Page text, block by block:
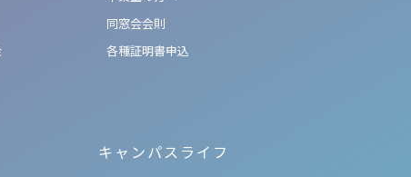
同窓会会則
各種証明書申込
キャンパスライフ